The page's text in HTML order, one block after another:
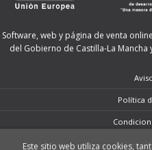
Software, web y página de venta
del Gobierno de Castilla-La
Política
Este sitio web utiliza cookies,